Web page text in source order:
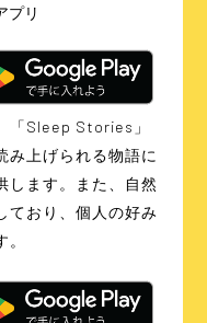
プリ
「Sleep Stories」
み上げられる物語に
します。また、自然
ており、個人の好み